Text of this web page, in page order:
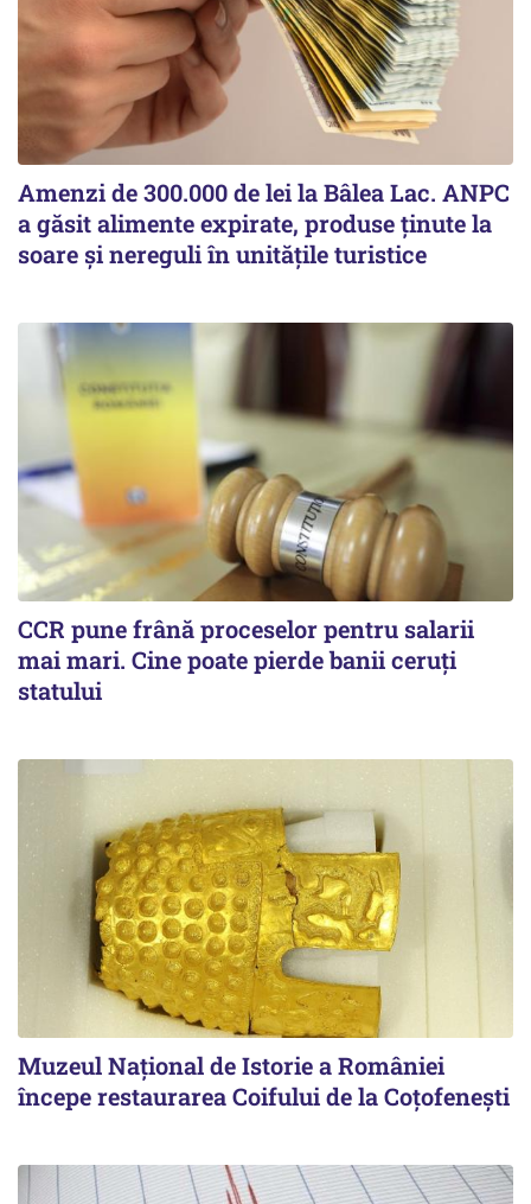
Amenzi de 300.000 de lei la Bâlea Lac. ANPC
a găsit alimente expirate, produse ținute la
soare și nereguli în unitățile turistice
CCR pune frână proceselor pentru salarii
mai mari. Cine poate pierde banii ceruți
statului
Muzeul Național de Istorie a României
începe restaurarea Coifului de la Coțofenești